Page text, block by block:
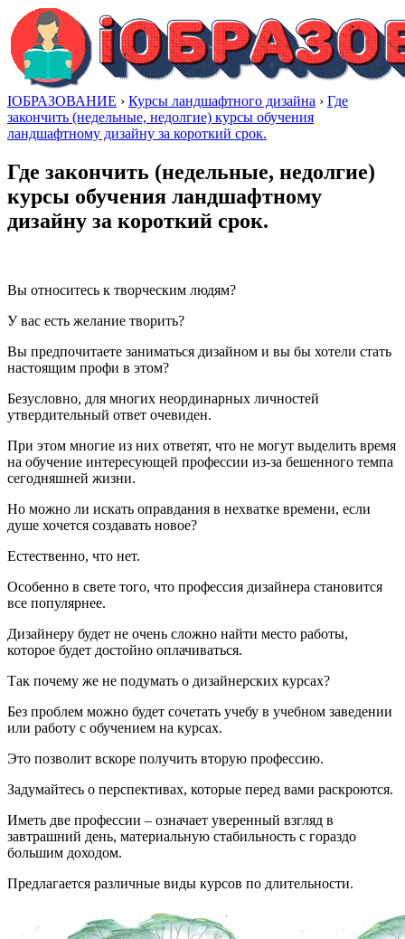
IОБРАЗОВАНИЕ › Курсы ландшафтного дизайна › Где
закончить (недельные, недолгие) курсы обучения
ландшафтному дизайну за короткий срок.
Где закончить (недельные, недолгие)
курсы обучения ландшафтному
дизайну за короткий срок.
Вы относитесь к творческим людям?
У вас есть желание творить?
Вы предпочитаете заниматься дизайном и вы бы хотели стать
настоящим профи в этом?
Безусловно, для многих неординарных личностей
утвердительный ответ очевиден.
При этом многие из них ответят, что не могут выделить время
на обучение интересующей профессии из-за бешенного темпа
сегодняшней жизни.
Но можно ли искать оправдания в нехватке времени, если
душе хочется создавать новое?
Естественно, что нет.
Особенно в свете того, что профессия дизайнера становится
все популярнее.
Дизайнеру будет не очень сложно найти место работы,
которое будет достойно оплачиваться.
Так почему же не подумать о дизайнерских курсах?
Без проблем можно будет сочетать учебу в учебном заведении
или работу с обучением на курсах.
Это позволит вскоре получить вторую профессию.
Задумайтесь о перспективах, которые перед вами раскроются.
Иметь две профессии – означает уверенный взгляд в
завтрашний день, материальную стабильность с гораздо
большим доходом.
Предлагается различные виды курсов по длительности.